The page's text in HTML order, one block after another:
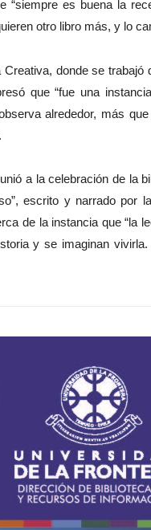
“siempre es buena la
otro libro más, y lo
donde se
que “fue una
alrededor, más
a la celebración de la
escrito y narrado por
de la instancia que “la
y se imaginan